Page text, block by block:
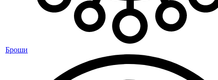
Броши